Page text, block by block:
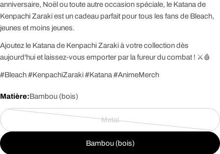
anniversaire, Noël ou toute autre occasion spéciale, le Katana de
Kenpachi Zaraki est un cadeau parfait pour tous les fans de Bleach,
jeunes et moins jeunes.
Ajoutez le Katana de Kenpachi Zaraki à votre collection dès
aujourd'hui et laissez-vous emporter par la fureur du combat ! ⚔️🩸
#Bleach #KenpachiZaraki #Katana #AnimeMerch
Matière:Bambou (bois)
Metal
Variante
ou
Bambou (bois)